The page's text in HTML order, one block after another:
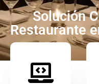
Solución
Restaurante